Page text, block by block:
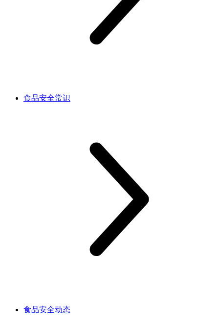
食品安全常识
食品安全动态